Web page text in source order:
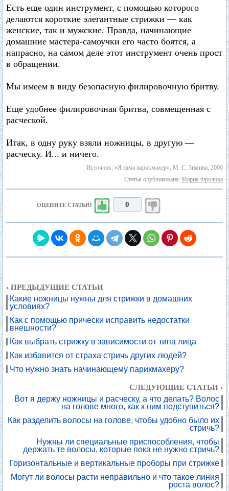
Есть еще один инструмент, с помощью которого
делаются короткие элегантные стрижки — как
женские, так и мужские. Правда, начинающие
домашние мастера-самоучки его часто боятся, а
напрасно, на самом деле этот инструмент очень прост
в обращении.
Мы имеем в виду безопасную филировочную бритву.
Еще удобнее филировочная бритва, совмещенная с
расческой.
Итак, в одну руку взяли ножницы, в другую —
расческу. И... и ничего.
Источник: «Я сама парикмахер», М. С. Зимина, 2000
Статья опубликована: Мария Фролова
ОЦЕНИТЕ СТАТЬЮ 0
‹ ПРЕДЫДУЩИЕ СТАТЬИ
Какие ножницы нужны для стрижки в домашних
условиях?
Как с помощью прически исправить недостатки
внешности?
Как выбрать стрижку в зависимости от типа лица
Как избавится от страха стричь других людей?
Что нужно знать начинающему парикмахеру?
СЛЕДУЮЩИЕ СТАТЬИ ›
Вот я держу ножницы и расческу, а что делать? Волос
на голове много, как к ним подступиться?
Как разделить волосы на голове, чтобы удобно было их
стричь?
Нужны ли специальные приспособления, чтобы
держать те волосы, которые пока не нужно стричь?
Горизонтальные и вертикальные проборы при стрижке
Могут ли волосы расти неправильно и что такое линия
роста волос?